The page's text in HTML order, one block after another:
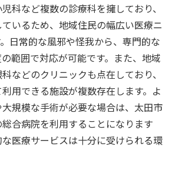
科など複数の診療科を擁しており、
いるため、地域住民の幅広い医療ニ
日常的な風邪や怪我から、専門的な
範囲で対応が可能です。また、地域
などのクリニックも点在しており、
用できる施設が複数存在します。よ
規模な手術が必要な場合は、太田市
合病院を利用することになります
医療サービスは十分に受けられる環